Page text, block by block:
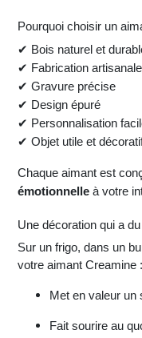
Pourquoi choisir un
✔ Bois naturel et
✔ Fabrication artisanale
✔ Gravure précise
✔ Design épuré
✔ Personnalisation
✔ Objet utile et
Chaque aimant est
émotionnelle à votre
Une décoration qui a
Sur un frigo, dans un
votre aimant Creamine :
Met en valeur un
Fait sourire au